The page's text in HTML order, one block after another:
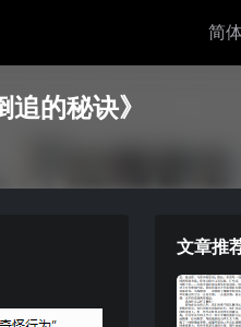
的秘诀》
文章推